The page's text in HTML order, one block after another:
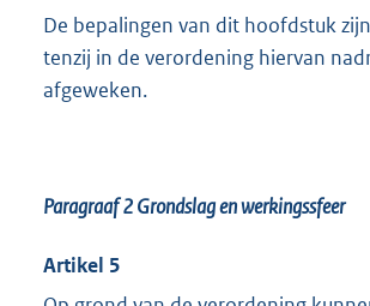
De bepalingen van dit hoofdstuk
tenzij in de verordening hiervan
afgeweken.
Paragraaf 2Grondslag en werkingssfeer
Artikel 5